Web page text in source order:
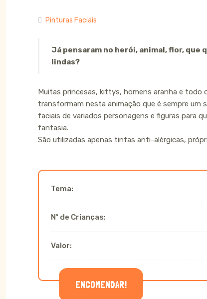
Pinturas Faciais
Já pensaram no herói, animal, flor, que
lindas?
Muitas princesas, kittys, homens aranha e todo
transformam nesta animação que é sempre um
faciais de variados personagens e figuras para
fantasia.
São utilizadas apenas tintas anti-alérgicas,
Tema:
Nº de Crianças:
Valor:
ENCOMENDAR!